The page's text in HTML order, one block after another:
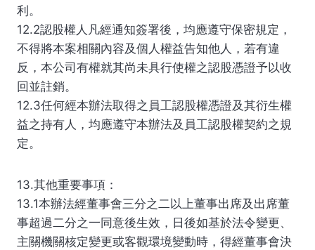
利。
12.2認股權人凡經通知簽署後，均應遵守保密規定，
不得將本案相關內容及個人權益告知他人，若有違
反，本公司有權就其尚未具行使權之認股憑證予以收
回並註銷。
12.3任何經本辦法取得之員工認股權憑證及其衍生權
益之持有人，均應遵守本辦法及員工認股權契約之規
定。
13.其他重要事項：
13.1本辦法經董事會三分之二以上董事出席及出席董
事超過二分之一同意後生效，日後如基於法令變更、
主關機關核定變更或客觀環境變動時，得經董事會決